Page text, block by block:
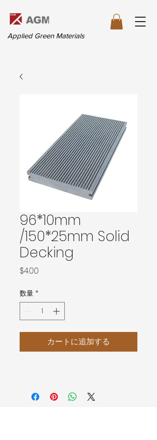
Applied Green Materials
96*10mm
/150*25mm Solid
Decking
$4.00
数量 *
カートに追加する